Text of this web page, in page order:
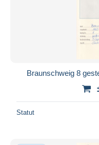
Braunschweig 8
Statut